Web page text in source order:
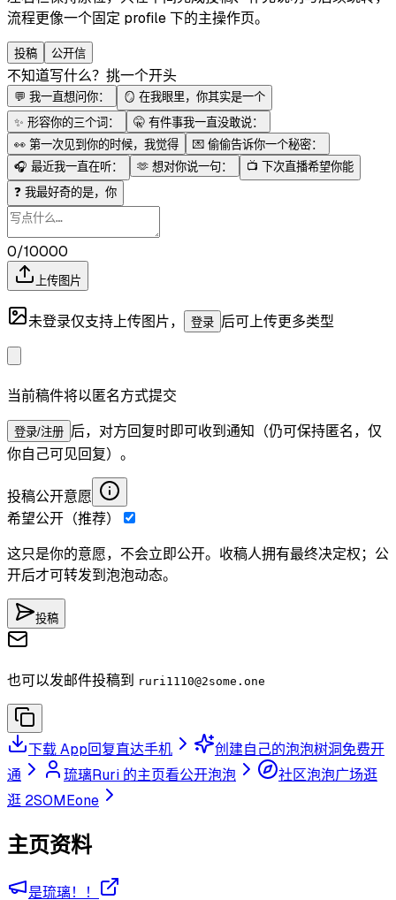
流程更像一个固定 profile 下的主操作页。
投稿 公开信
不知道写什么？挑一个开头
💬 我一直想问你： 🪞 在我眼里，你其实是一个
✨ 形容你的三个词： 🤫 有件事我一直没敢说：
👀 第一次见到你的时候，我觉得 💌 偷偷告诉你一个秘密：
🎧 最近我一直在听： 🫶 想对你说一句： 📺 下次直播希望你能
❓ 我最好奇的是，你
0/10000
上传图片
未登录仅支持上传图片， 登录 后可上传更多类型
当前稿件将以匿名方式提交
登录/注册 后，对方回复时即可收到通知（仍可保持匿名，仅
你自己可见回复）。
投稿公开意愿
希望公开（推荐）
这只是你的意愿，不会立即公开。收稿人拥有最终决定权；公
开后才可转发到泡泡动态。
投稿
也可以发邮件投稿到 ruri1110@2some.one
下载 App回复直达手机 创建自己的泡泡树洞免费开
通
琉璃Ruri 的主页看公开泡泡 社区泡泡广场逛
逛 2SOMEone
主页资料
是琉璃！！